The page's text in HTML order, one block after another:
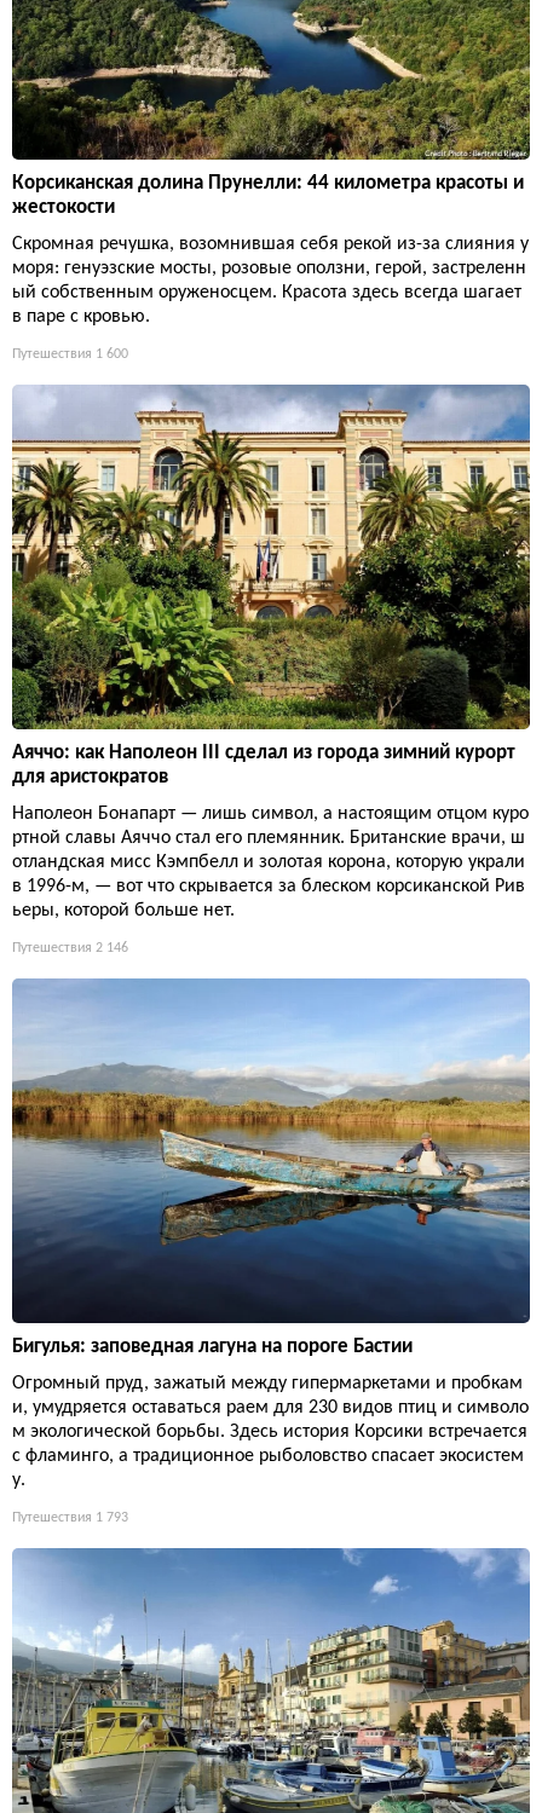
Корсиканская долина Прунелли: 44 километра красоты и
жестокости
Скромная речушка, возомнившая себя рекой из-за слияния у
моря: генуэзские мосты, розовые оползни, герой, застреленн
ый собственным оруженосцем. Красота здесь всегда шагает
в паре с кровью.
Путешествия 1 600
Аяччо: как Наполеон III сделал из города зимний курорт
для аристократов
Наполеон Бонапарт — лишь символ, а настоящим отцом куро
ртной славы Аяччо стал его племянник. Британские врачи, ш
отландская мисс Кэмпбелл и золотая корона, которую украли
в 1996-м, — вот что скрывается за блеском корсиканской Рив
ьеры, которой больше нет.
Путешествия 2 146
Бигулья: заповедная лагуна на пороге Бастии
Огромный пруд, зажатый между гипермаркетами и пробкам
и, умудряется оставаться раем для 230 видов птиц и символо
м экологической борьбы. Здесь история Корсики встречается
с фламинго, а традиционное рыболовство спасает экосистем
у.
Путешествия 1 793